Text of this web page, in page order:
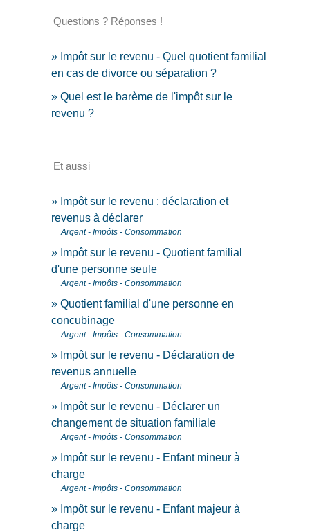
Questions ? Réponses !
Impôt sur le revenu - Quel quotient familial
en cas de divorce ou séparation ?
Quel est le barème de l'impôt sur le
revenu ?
Et aussi
Impôt sur le revenu : déclaration et
revenus à déclarer
Argent - Impôts - Consommation
Impôt sur le revenu - Quotient familial
d'une personne seule
Argent - Impôts - Consommation
Quotient familial d'une personne en
concubinage
Argent - Impôts - Consommation
Impôt sur le revenu - Déclaration de
revenus annuelle
Argent - Impôts - Consommation
Impôt sur le revenu - Déclarer un
changement de situation familiale
Argent - Impôts - Consommation
Impôt sur le revenu - Enfant mineur à
charge
Argent - Impôts - Consommation
Impôt sur le revenu - Enfant majeur à
charge